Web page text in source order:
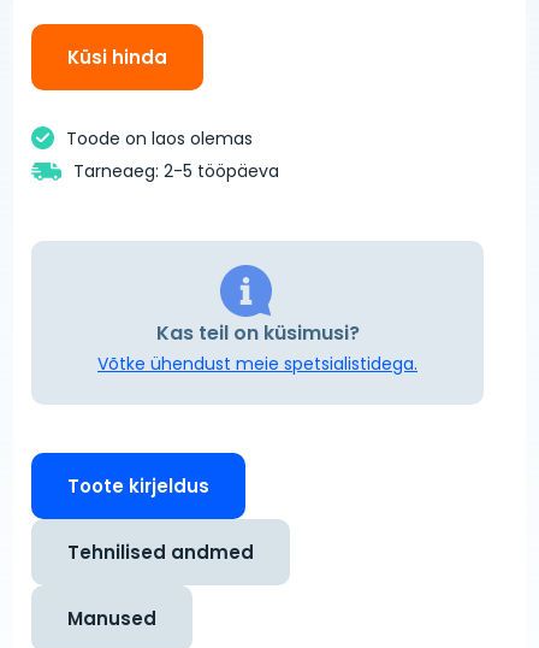
Küsi hinda
Toode on laos olemas
Tarneaeg: 2-5 tööpäeva
Kas teil on küsimusi?
Võtke ühendust meie spetsialistidega.
Toote kirjeldus
Tehnilised andmed
Manused